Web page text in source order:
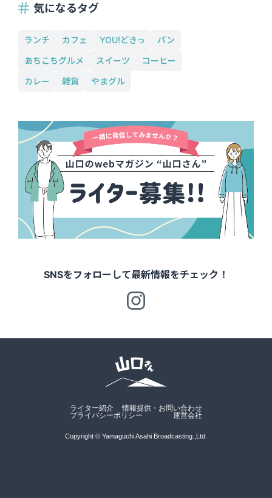
気になるタグ
ランチ カフェ YOU!どきっ
パン
あちこちグルメ
スイーツ
コーヒー
カレー
雑貨 やまグル
SNSをフォローして最新情報をチェック！
ライター紹介
情報提供・お問い合わせ
プライバシーポリシー
運営会社
Copyright © Yamaguchi Asahi Broadcasting.,Ltd.